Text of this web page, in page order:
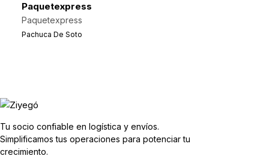
Paquetexpress
Paquetexpress
Pachuca De Soto
Tu socio confiable en logística y envíos.
Simplificamos tus operaciones para potenciar tu
crecimiento.